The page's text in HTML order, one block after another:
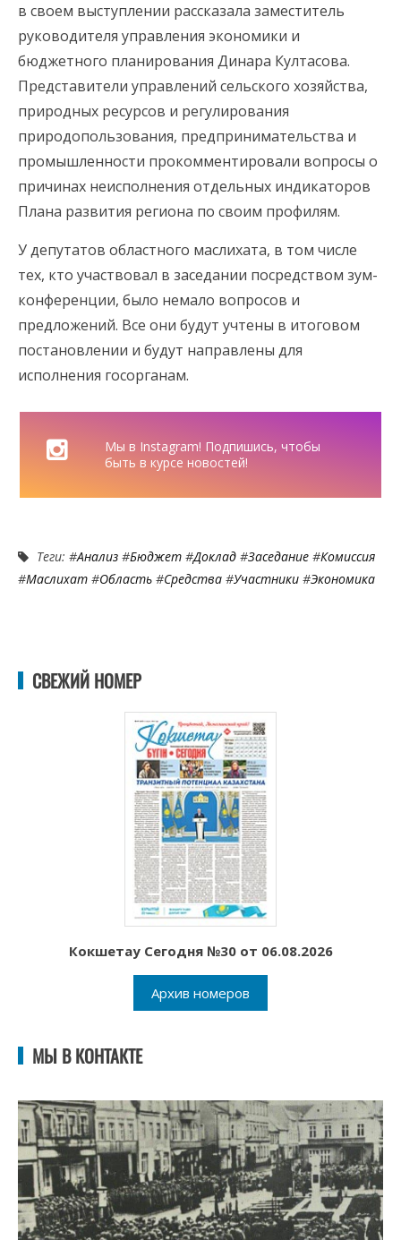
в своем выступлении рассказала заместитель
руководителя управления экономики и
бюджетного планирования Динара Култасова.
Представители управлений сельского хозяйства,
природных ресурсов и регулирования
природопользования, предпринимательства и
промышленности прокомментировали вопросы о
причинах неисполнения отдельных индикаторов
Плана развития региона по своим профилям.
У депутатов областного маслихата, в том числе
тех, кто участвовал в заседании посредством зум-
конференции, было немало вопросов и
предложений. Все они будут учтены в итоговом
постановлении и будут направлены для
исполнения госорганам.
Мы в Instagram! Подпишись, чтобы
быть в курсе новостей!
Теги: #Анализ #Бюджет #Доклад #Заседание #Комиссия
#Маслихат #Область #Средства #Участники #Экономика
СВЕЖИЙ НОМЕР
Кокшетау Сегодня №30 от 06.08.2026
Архив номеров
МЫ В КОНТАКТЕ